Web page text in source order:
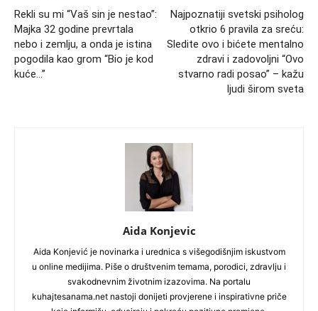
Rekli su mi “Vaš sin je nestao”:
Majka 32 godine prevrtala
nebo i zemlju, a onda je istina
pogodila kao grom “Bio je kod
kuće…”
Najpoznatiji svetski psiholog
otkrio 6 pravila za sreću:
Sledite ovo i bićete mentalno
zdravi i zadovoljni “Ovo
stvarno radi posao” – kažu
ljudi širom sveta
Aida Konjevic
Aida Konjević je novinarka i urednica s višegodišnjim iskustvom
u online medijima. Piše o društvenim temama, porodici, zdravlju i
svakodnevnim životnim izazovima. Na portalu
kuhajtesanama.net nastoji donijeti provjerene i inspirativne priče